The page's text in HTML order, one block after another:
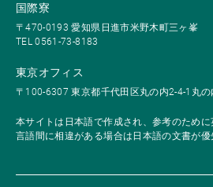
国際寮
〒470-0193 愛知県日進市米野木町三ヶ峯
TEL 0561-73-8183
東京オフィス
〒100-6307 東京都千代田区丸の内2-4-1丸
本サイトは日本語で作成され、参考のため
言語間に相違がある場合は日本語の文書が優